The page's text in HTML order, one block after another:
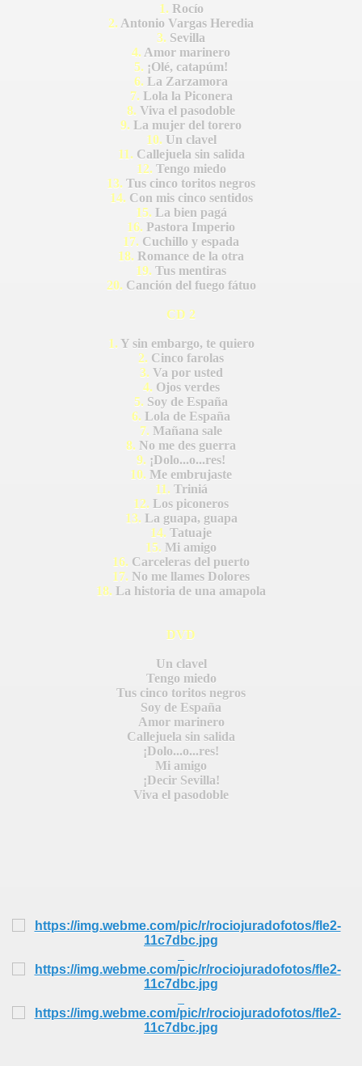
1. Rocío
2. Antonio Vargas Heredia
3. Sevilla
4. Amor marinero
5. ¡Olé, catapúm!
6. La Zarzamora
7. Lola la Piconera
8. Viva el pasodoble
9. La mujer del torero
10. Un clavel
11. Callejuela sin salida
12. Tengo miedo
13. Tus cinco toritos negros
14. Con mis cinco sentidos
15. La bien pagá
16. Pastora Imperio
17. Cuchillo y espada
18. Romance de la otra
19. Tus mentiras
20.Canción del fuego fátuo
CD 2
1. Y sin embargo, te quiero
2. Cinco farolas
3. Va por usted
4. Ojos verdes
5. Soy de España
6. Lola de España
7. Mañana sale
8. No me des guerra
9. ¡Dolo...o...res!
10. Me embrujaste
11. Triniá
12. Los piconeros
13. La guapa, guapa
14. Tatuaje
15. Mi amigo
16. Carceleras del puerto
17. No me llames Dolores
18. La historia de una amapola
DVD
Un clavel
Tengo miedo
Tus cinco toritos negros
Soy de España
Amor marinero
Callejuela sin salida
¡Dolo...o...res!
Mi amigo
¡Decir Sevilla!
Viva el pasodoble